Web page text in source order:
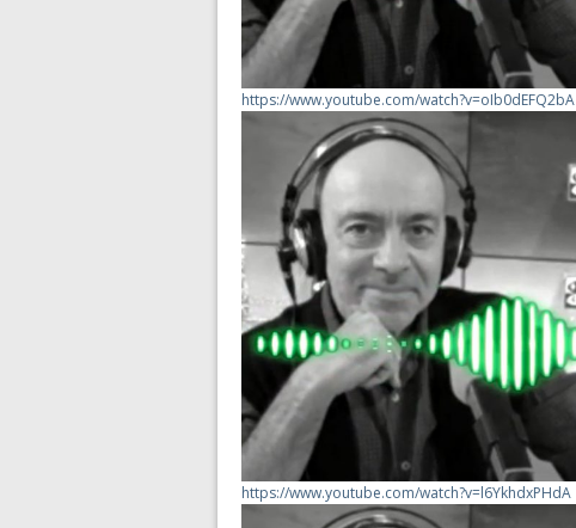
https://www.youtube.com/watch?v=oIb0dEFQ2bA
https://www.youtube.com/watch?v=l6YkhdxPHdA